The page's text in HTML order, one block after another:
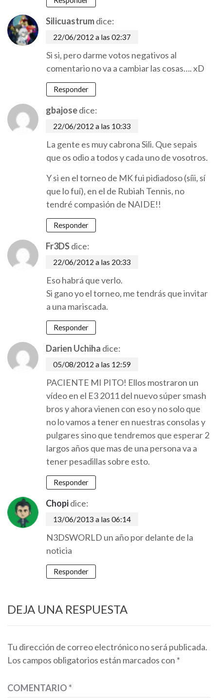
Silicuastrumdice:
22/06/2012 a las 02:37
Si si, pero darme votos negativos al
comentario no va a cambiar las cosas…. xD
Responder
gbajosedice:
22/06/2012 a las 10:33
La gente es muy cabrona Sili. Que sepais
que os odio a todos y cada uno de vosotros.
Y si en el torneo de MK fui pidiadoso (síii, sí
que lo fuí), en el de Rubiah Tennis, no
tendré compasión de NAIDE!!
Responder
Fr3DSdice:
22/06/2012 a las 20:33
Eso habrá que verlo.
Si gano yo el torneo, me tendrás que invitar
a una mariscada.
Responder
Darien Uchiha dice:
05/08/2012 a las 12:59
PACIENTE MI PITO! Ellos mostraron un
vídeo en el E3 2011 del nuevo súper smash
bros y ahora vienen con eso y no solo que
no lo vamos a tener en nuestras consolas y
pulgares sino que tendremos que esperar 2
largos años que mas de una persona va a
tener pesadillas sobre esto.
Responder
Chopidice:
13/06/2013 a las 06:14
N3DSWORLD un año por delante de la
noticia
Responder
DEJA UNA RESPUESTA
Tu dirección de correo electrónico no será publicada.
Los campos obligatorios están marcados con *
COMENTARIO*